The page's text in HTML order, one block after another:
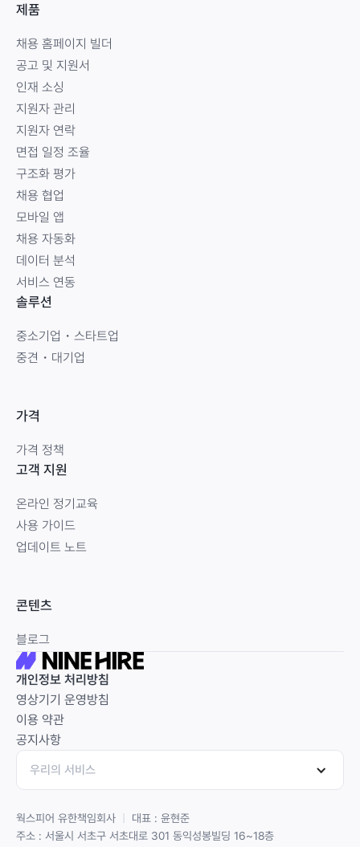
제품
채용 홈페이지 빌더
공고 및 지원서
인재 소싱
지원자 관리
지원자 연락
면접 일정 조율
구조화 평가
채용 협업
모바일 앱
채용 자동화
데이터 분석
서비스 연동
솔루션
중소기업・스타트업
중견・대기업
가격
가격 정책
고객 지원
온라인 정기교육
사용 가이드
업데이트 노트
콘텐츠
블로그
개인정보 처리방침
영상기기 운영방침
이용 약관
공지사항
우리의 서비스
웍스피어 유한책임회사
대표 : 윤현준
주소 : 서울시 서초구 서초대로 301 동익성봉빌딩 16~18층